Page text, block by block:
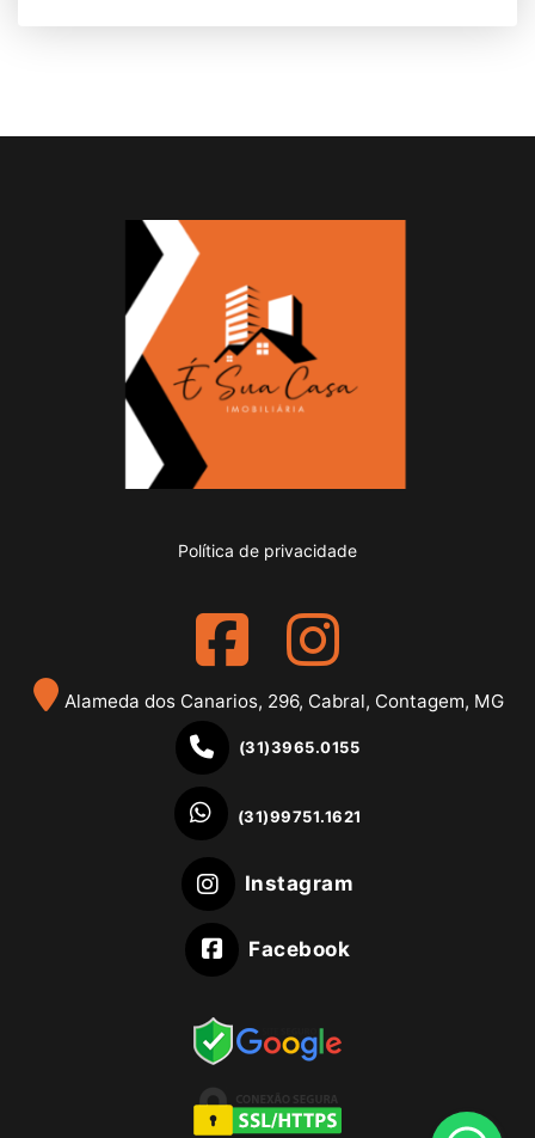
Política de privacidade
Alameda dos Canarios, 296, Cabral, Contagem, MG
(31)3965.0155
(31)99751.1621
Instagram
Facebook